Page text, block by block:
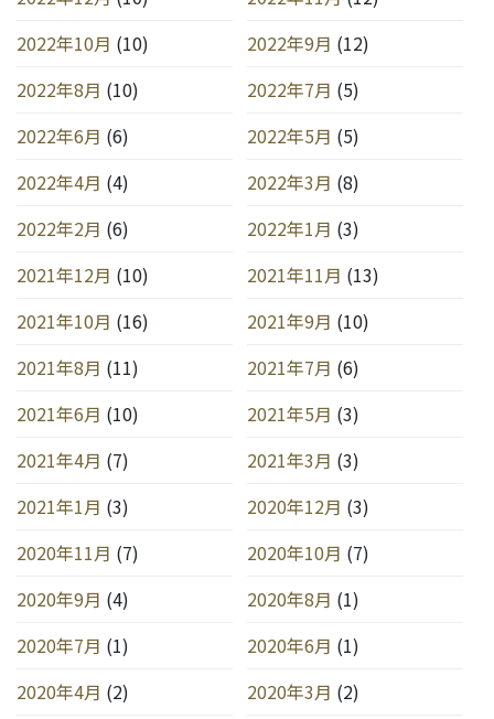
2022年10月 (10) 2022年9月 (12)
2022年8月 (10) 2022年7月 (5)
2022年6月 (6) 2022年5月 (5)
2022年4月 (4) 2022年3月 (8)
2022年2月 (6) 2022年1月 (3)
2021年12月 (10) 2021年11月 (13)
2021年10月 (16) 2021年9月 (10)
2021年8月 (11) 2021年7月 (6)
2021年6月 (10) 2021年5月 (3)
2021年4月 (7) 2021年3月 (3)
2021年1月 (3) 2020年12月 (3)
2020年11月 (7) 2020年10月 (7)
2020年9月 (4) 2020年8月 (1)
2020年7月 (1) 2020年6月 (1)
2020年4月 (2) 2020年3月 (2)